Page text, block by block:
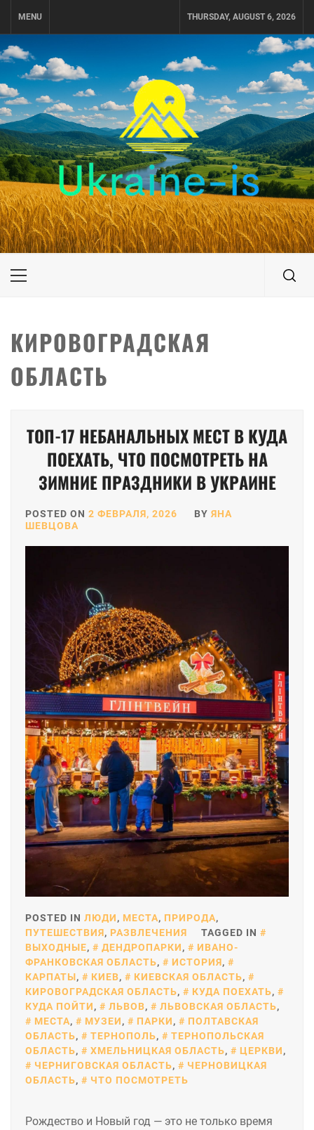
MENU THURSDAY, AUGUST 6, 2026
UKRAINE-IS
ПУТЕШЕСТВИЕ ПО УКРАИНЕ
Primary
КИРОВОГРАДСКАЯ
ОБЛАСТЬ
ТОП-17 НЕБАНАЛЬНЫХ МЕСТ В КУДА
ПОЕХАТЬ, ЧТО ПОСМОТРЕТЬ НА
ЗИМНИЕ ПРАЗДНИКИ В УКРАИНЕ
POSTED ON 2 ФЕВРАЛЯ, 2026 BY ЯНА
ШЕВЦОВА
POSTED IN ЛЮДИ, МЕСТА, ПРИРОДА,
ПУТЕШЕСТВИЯ, РАЗВЛЕЧЕНИЯ
TAGGED IN
ВЫХОДНЫЕ, ДЕНДРОПАРКИ,
ИВАНО-
ФРАНКОВСКАЯ ОБЛАСТЬ, ИСТОРИЯ,
КАРПАТЫ, КИЕВ, КИЕВСКАЯ ОБЛАСТЬ,
КИРОВОГРАДСКАЯ ОБЛАСТЬ, КУДА ПОЕХАТЬ,
КУДА ПОЙТИ, ЛЬВОВ, ЛЬВОВСКАЯ ОБЛАСТЬ,
МЕСТА, МУЗЕИ, ПАРКИ,
ПОЛТАВСКАЯ
ОБЛАСТЬ, ТЕРНОПОЛЬ,
ТЕРНОПОЛЬСКАЯ
ОБЛАСТЬ, ХМЕЛЬНИЦКАЯ ОБЛАСТЬ, ЦЕРКВИ,
ЧЕРНИГОВСКАЯ ОБЛАСТЬ,
ЧЕРНОВИЦКАЯ
ОБЛАСТЬ, ЧТО ПОСМОТРЕТЬ
Рождество и Новый год — это не только время